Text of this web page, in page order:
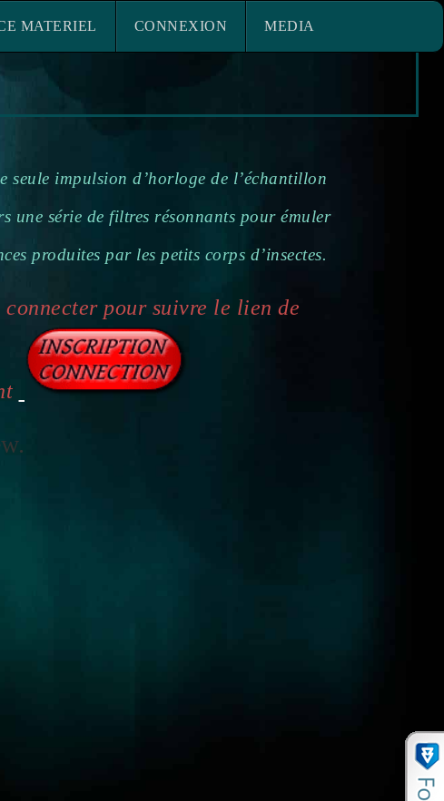
MATERIEL
CONNEXION
seule impulsion d’horloge de l’échantillon
une série de filtres résonnants pour émuler
produites par les petits corps d’insectes.
connecter pour suivre le lien de
MATERIEL CONNEXION MEDIA